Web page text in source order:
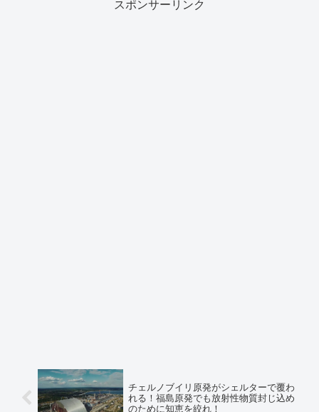
スポンサーリンク
チェルノブイリ原発がシェルターで覆わ
れる！福島原発でも放射性物質封じ込め
のために知恵を絞れ！